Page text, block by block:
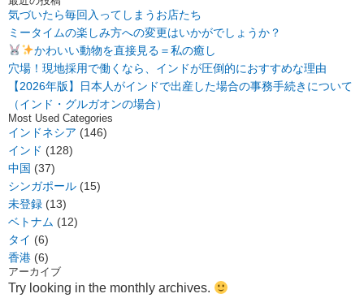
気づいたら毎回入ってしまうお店たち
ミータイムの楽しみ方への変更はいかがでしょうか？
かわいい動物を直接見る＝私の癒し
穴場！現地採用で働くなら、インドが圧倒的におすすめな理由
【2026年版】日本人がインドで出産した場合の事務手続きについて
（インド・グルガオンの場合）
Most Used Categories
インドネシア (146)
インド (128)
中国 (37)
シンガポール (15)
未登録 (13)
ベトナム (12)
タイ (6)
香港 (6)
アーカイブ
Try looking in the monthly archives.